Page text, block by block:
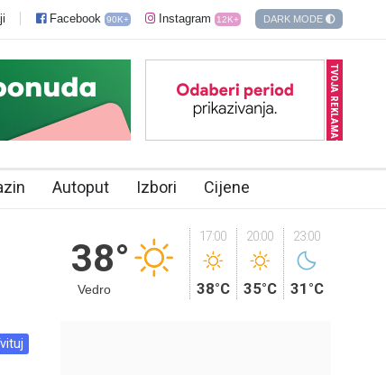
Facebook 90K+ Instagram 12K+ DARK MODE
TVOJA REKLAMA?
Autoput Izbori Cijene
38° 17:00
38°C
20:00
35°C
23:00
31°C
Vedro